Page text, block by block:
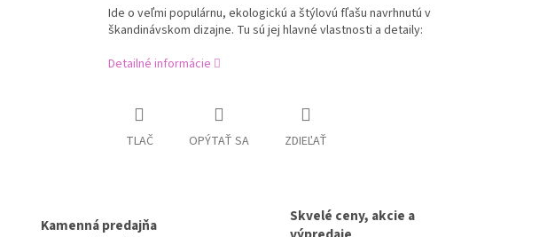
Ide o veľmi populárnu, ekologickú a štýlovú fľašu navrhnutú v
škandinávskom dizajne. Tu sú jej hlavné vlastnosti a detaily:
Detailné informácie
TLAČ OPÝTAŤ SA ZDIEĽAŤ
Kamenná predajňa
Skvelé ceny, akcie a